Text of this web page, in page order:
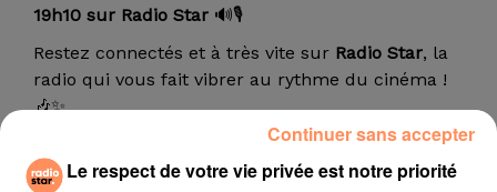
19h10 sur Radio Star 🔊🎙️
Restez connectés et à très vite sur Radio Star, la
radio qui vous fait vibrer au rythme du cinéma !
🎶✨
Le respect de votre vie privée est notre priorité
Continuer sans accepter